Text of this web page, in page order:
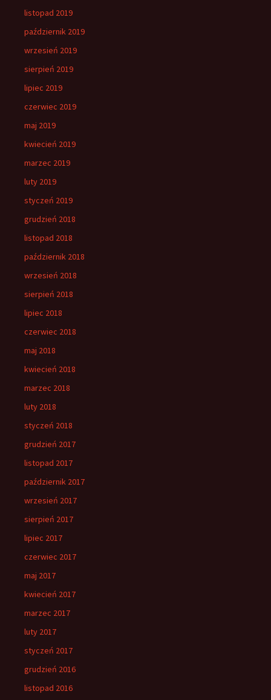
listopad 2019
październik 2019
wrzesień 2019
sierpień 2019
lipiec 2019
czerwiec 2019
maj 2019
kwiecień 2019
marzec 2019
luty 2019
styczeń 2019
grudzień 2018
listopad 2018
październik 2018
wrzesień 2018
sierpień 2018
lipiec 2018
czerwiec 2018
maj 2018
kwiecień 2018
marzec 2018
luty 2018
styczeń 2018
grudzień 2017
listopad 2017
październik 2017
wrzesień 2017
sierpień 2017
lipiec 2017
czerwiec 2017
maj 2017
kwiecień 2017
marzec 2017
luty 2017
styczeń 2017
grudzień 2016
listopad 2016